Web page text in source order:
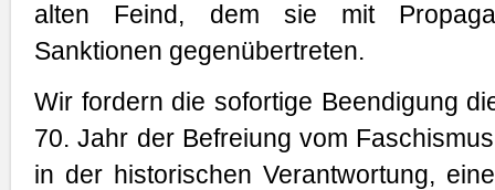
alten Feind, dem sie mit
Sanktionen gegenübertreten.
Wir fordern die sofortige Beendigung
70. Jahr der Befreiung vom
in der historischen Verantwortung,